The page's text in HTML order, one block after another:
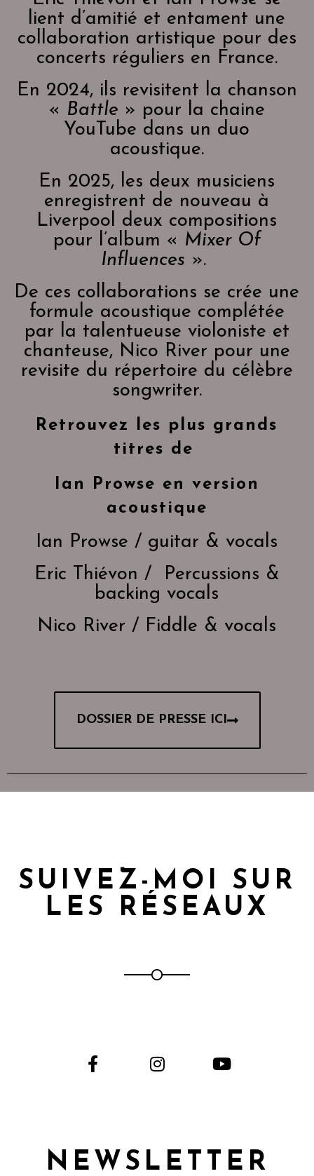
lient d’amitié et entament une
collaboration artistique pour des
concerts réguliers en France.
En 2024, ils revisitent la chanson
« Battle » pour la chaine
YouTube dans un duo
acoustique.
En 2025, les deux musiciens
enregistrent de nouveau à
Liverpool deux compositions
pour l’album « Mixer Of
Influences ».
De ces collaborations se crée une
formule acoustique complétée
par la talentueuse violoniste et
chanteuse, Nico River pour une
revisite du répertoire du célèbre
songwriter.
Retrouvez les plus grands
titres de
Ian Prowse en version
acoustique
Ian Prowse / guitar & vocals
Eric Thiévon / Percussions &
backing vocals
Nico River / Fiddle & vocals
DOSSIER DE PRESSE ICI
SUIVEZ-MOI SUR
LES RÉSEAUX
NEWSLETTER